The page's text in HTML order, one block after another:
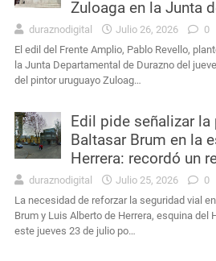
Zuloaga en la Junta
duraznodigital Julio 26, 2026
0
El edil del Frente Amplio, Pablo Revello,
la Junta Departamental de Durazno del
del pintor uruguayo Zuloag…
Edil pide señalizar la
Baltasar Brum en la
Herrera: recordó un
duraznodigital Julio 25, 2026
0
La necesidad de reforzar la seguridad vial
Brum y Luis Alberto de Herrera, esquina del
este jueves 23 de julio po…